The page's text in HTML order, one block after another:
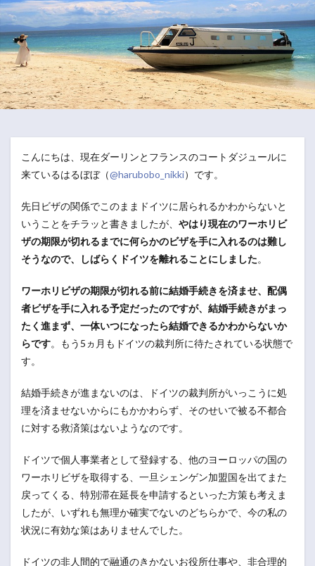
こんにちは、現在ダーリンとフランスのコートダジュールに
来ているはるぼぼ（@harubobo_nikki）です。
先日ビザの関係でこのままドイツに居られるかわからないと
いうことをチラッと書きましたが、 やはり現在のワーホリビ
ザの期限が切れるまでに何らかのビザを手に入れるのは難し
そうなので、しばらくドイツを離れることにしました。
ワーホリビザの期限が切れる前に結婚手続きを済ませ、配偶
者ビザを手に入れる予定だったのですが、結婚手続きがまっ
たく進まず、一体いつになったら結婚できるかわからないか
らです。もう5ヵ月もドイツの裁判所に待たされている状態で
す。
結婚手続きが進まないのは、ドイツの裁判所がいっこうに処
理を済ませないからにもかかわらず、そのせいで被る不都合
に対する救済策はないようなのです。
ドイツで個人事業者として登録する、他のヨーロッパの国の
ワーホリビザを取得する、一旦シェンゲン加盟国を出てまた
戻ってくる、特別滞在延長を申請するといった方策も考えま
したが、いずれも無理か確実でないのどちらかで、今の私の
状況に有効な策はありませんでした。
ドイツの非人間的で融通のきかないお役所仕事や、非合理的